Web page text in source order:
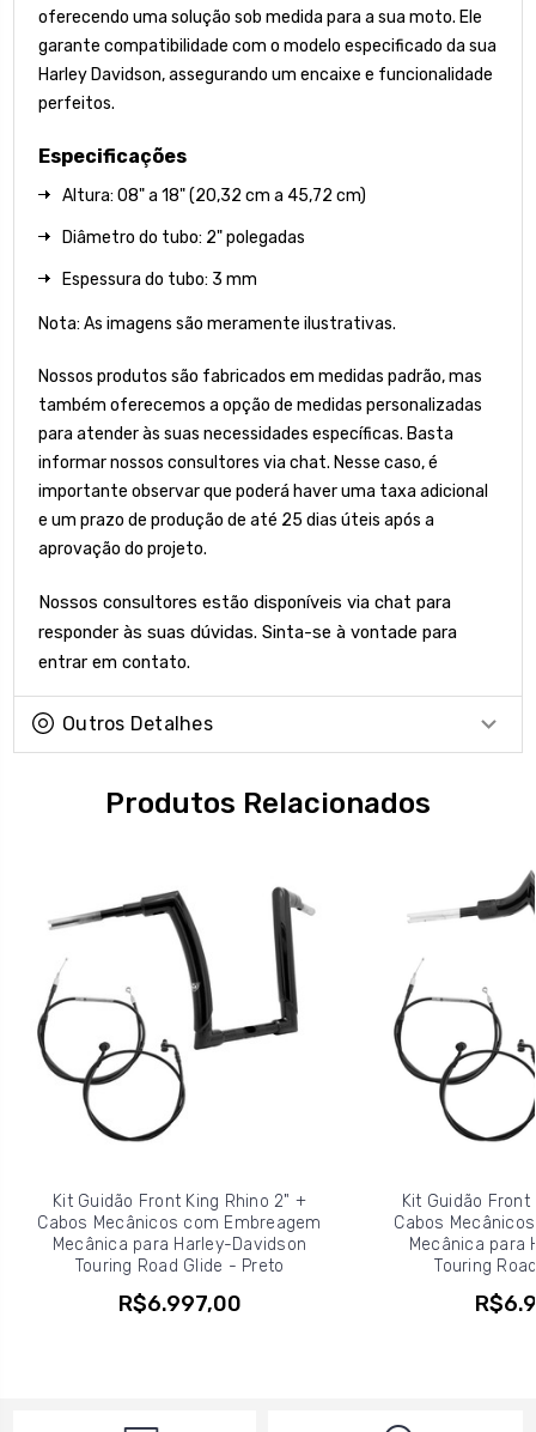
oferecendo uma solução sob medida para a sua moto. Ele
garante compatibilidade com o modelo especificado da sua
Harley Davidson, assegurando um encaixe e funcionalidade
perfeitos.
Especificações
Altura: 08" a 18" (20,32 cm a 45,72 cm)
Diâmetro do tubo: 2" polegadas
Espessura do tubo: 3 mm
Nota: As imagens são meramente ilustrativas.
Nossos produtos são fabricados em medidas padrão, mas
também oferecemos a opção de medidas personalizadas
para atender às suas necessidades específicas. Basta
informar nossos consultores via chat. Nesse caso, é
importante observar que poderá haver uma taxa adicional
e um prazo de produção de até 25 dias úteis após a
aprovação do projeto.
Nossos consultores estão disponíveis via chat para
responder às suas dúvidas. Sinta-se à vontade para
entrar em contato.
Outros Detalhes
Produtos Relacionados
Kit Guidão Front King Rhino 2" +
Cabos Mecânicos com Embreagem
Mecânica para Harley-Davidson
Touring Road Glide - Preto
R$6.997,00
Kit Guidão
Cabos
Mecânica para
Touring